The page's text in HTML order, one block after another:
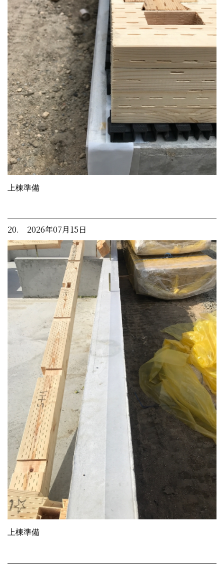
上棟準備
20. 2026年07月15日
上棟準備